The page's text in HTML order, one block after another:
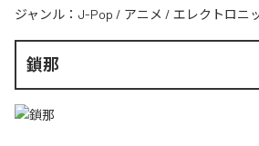
ジャンル： J-Pop / アニメ / エレクトロニ
鎖那